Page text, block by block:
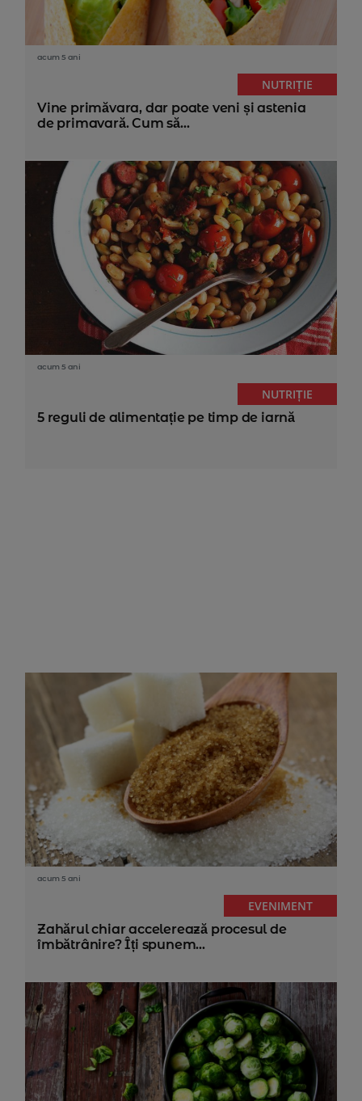
acum 5 ani
NUTRIȚIE
Vine primăvara, dar poate veni și astenia
de primavară. Cum să...
acum 5 ani
NUTRIȚIE
5 reguli de alimentație pe timp de iarnă
acum 5 ani
EVENIMENT
Zahărul chiar accelerează procesul de
îmbătrânire? Îți spunem...